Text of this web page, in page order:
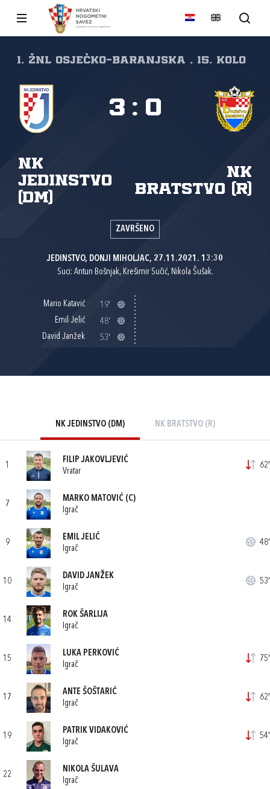
1. ŽNL Osječko-baranjska , 15. kolo
NK
Jedinstvo
(DM)
NK
Bratstvo (R)
3 : 0
ZAVRŠENO
JEDINSTVO, DONJI MIHOLJAC, 27.11.2021. 13:30
Suci: Antun Bošnjak, Krešimir Sučić, Nikola Šušak.
Mario Katavić
19'
Emil Jelić
48'
David Janžek
53'
NK JEDINSTVO (DM) NK BRATSTVO (R)
1
FILIP JAKOVLJEVIĆ
Vratar
62'
7
MARKO MATOVIĆ (C)
Igrač
9
EMIL JELIĆ
Igrač
48'
10
DAVID JANŽEK
Igrač
53'
14
ROK ŠARLIJA
Igrač
15
LUKA PERKOVIĆ
Igrač
75'
17
ANTE ŠOŠTARIĆ
Igrač
62'
19
PATRIK VIDAKOVIĆ
Igrač
54'
22
NIKOLA ŠULAVA
Igrač